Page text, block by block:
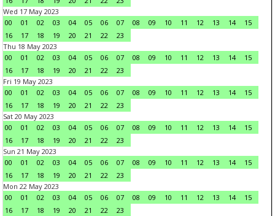
Wed 17 May 2023
00
01 02 03 04 05 06 07 08 09 10 11 12 13 14
15
16
17 18 19 20 21 22
23
Thu 18 May 2023
00
01 02 03 04 05 06 07 08 09 10 11 12 13 14
15
16
17 18 19 20 21 22
23
Fri 19 May 2023
00
01 02 03 04 05 06 07 08 09 10 11 12 13 14
15
16
17 18 19 20 21 22
23
Sat 20 May 2023
00
01 02 03 04 05 06 07 08 09 10 11 12 13 14
15
16
17 18 19 20 21 22
23
Sun 21 May 2023
00
01 02 03 04 05 06 07 08 09 10 11 12 13 14
15
16
17 18 19 20 21 22
23
Mon 22 May 2023
00
01 02 03 04 05 06 07 08 09 10 11 12 13 14
15
16
17 18 19 20 21 22
23